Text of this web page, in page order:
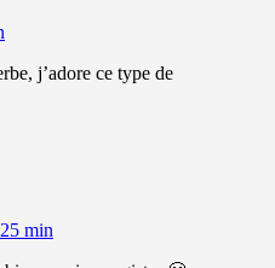
j’adore ce type de
min